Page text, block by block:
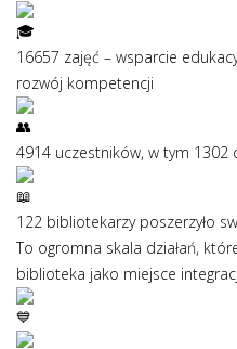
16657 zajęć – wsparcie
rozwój kompetencji
4914 uczestników, w tym 1302
122 bibliotekarzy poszerzyło
To ogromna skala działań,
biblioteka jako miejsce